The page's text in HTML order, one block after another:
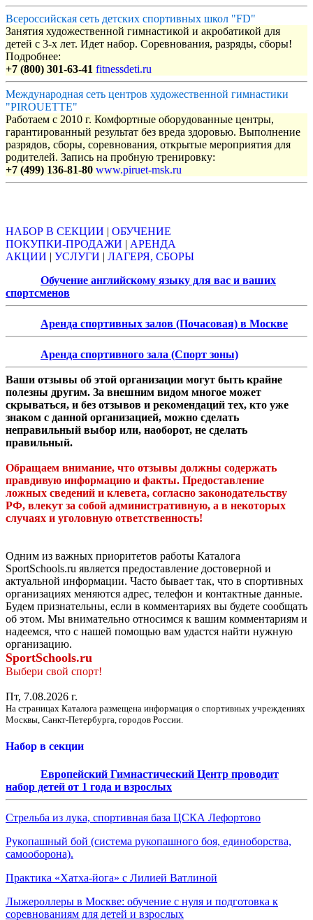
Всероссийская сеть детских спортивных школ "FD"
Занятия художественной гимнастикой и акробатикой для
детей с 3-х лет. Идет набор. Соревнования, разряды, сборы!
Подробнее:
+7 (800) 301-63-41 fitnessdeti.ru
Международная сеть центров художественной гимнастики
"PIROUETTE"
Работаем с 2010 г. Комфортные оборудованные центры,
гарантированный результат без вреда здоровью. Выполнение
разрядов, сборы, соревнования, открытые мероприятия для
родителей. Запись на пробную тренировку:
+7 (499) 136-81-80 www.piruet-msk.ru
НАБОР В СЕКЦИИ | ОБУЧЕНИЕ
ПОКУПКИ-ПРОДАЖИ | АРЕНДА
АКЦИИ | УСЛУГИ | ЛАГЕРЯ, СБОРЫ
Обучение английскому языку для вас и ваших
спортсменов
Аренда спортивных залов (Почасовая) в Москве
Аренда спортивного зала (Спорт зоны)
Ваши отзывы об этой организации могут быть крайне
полезны другим. За внешним видом многое может
скрываться, и без отзывов и рекомендаций тех, кто уже
знаком с данной организацией, можно сделать
неправильный выбор или, наоборот, не сделать
правильный.
Обращаем внимание, что отзывы должны содержать
правдивую информацию и факты. Предоставление
ложных сведений и клевета, согласно законодательству
РФ, влекут за собой административную, а в некоторых
случаях и уголовную ответственность!
Одним из важных приоритетов работы Каталога
SportSchools.ru является предоставление достоверной и
актуальной информации. Часто бывает так, что в спортивных
организациях меняются адрес, телефон и контактные данные.
Будем признательны, если в комментариях вы будете сообщать
об этом. Мы внимательно относимся к вашим комментариям и
надеемся, что с нашей помощью вам удастся найти нужную
организацию.
SportSchools.ru
Выбери свой спорт!
Пт, 7.08.2026 г.
На страницах Каталога размещена информация о спортивных учреждениях
Москвы, Санкт-Петербурга, городов России.
Набор в секции
Европейский Гимнастический Центр проводит
набор детей от 1 года и взрослых
Стрельба из лука, спортивная база ЦСКА Лефортово
Рукопашный бой (система рукопашного боя, единоборства,
самооборона).
Практика «Хатха-йога» с Лилией Ватлиной
Лыжероллеры в Москве: обучение с нуля и подготовка к
соревнованиям для детей и взрослых